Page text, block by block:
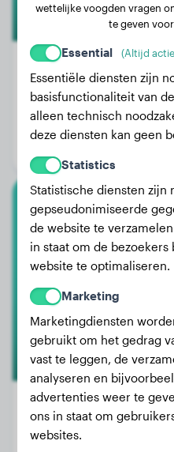
Gewicht:
Leeftijd:
Gewicht:
wettelijke voogden vragen
te geven
Essential (Altijd
Essentiële diensten zijn
basisfunctionaliteit van
alleen technisch
deze diensten kan geen
Statistics
Statistische diensten zijn
gepseudonimiseerde
de website te
in staat om de
website te optimaliseren.
Marketing
Marketingdiensten
gebruikt om het gedrag
vast te leggen, de
analyseren en
advertenties weer te
ons in staat om
websites.